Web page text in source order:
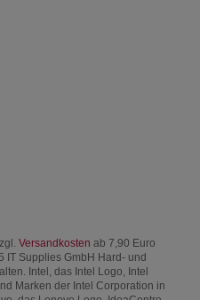
Versandkosten ab 7,90 Euro
Supplies GmbH Hard- und
Intel, das Intel Logo, Intel
Marken der Intel Corporation in